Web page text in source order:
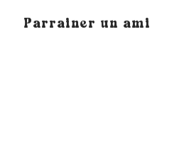
Parrainer un ami